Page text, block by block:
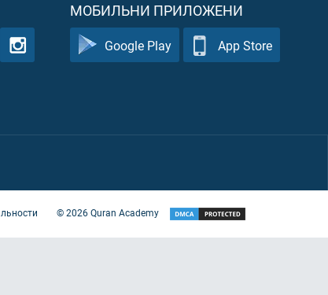
МОБИЛЬНИ ПРИЛОЖЕНИ
Google Play App Store
©2026Quran Academy